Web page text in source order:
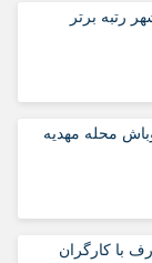
رتبه برتر
محله مهدیه
با کارگران